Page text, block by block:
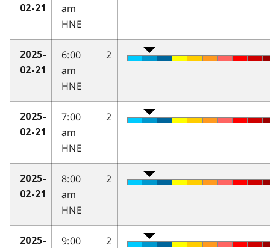
02-21
am
HNE
2025-
02-21
6:00
am
HNE
2
2025-
02-21
7:00
am
HNE
2
2025-
02-21
8:00
am
HNE
2
2025-
9:00
2